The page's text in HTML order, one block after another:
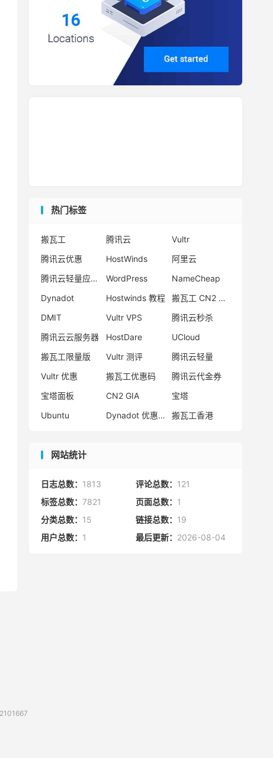
热门标签
搬瓦工 腾讯云
Vultr
腾讯云优惠
HostWinds
阿里云
NameCheap
Dynadot
Hostwinds 教程
腾讯云云服务器
搬瓦工限量版
Vultr 测评
腾讯云轻量
Vultr 优惠
搬瓦工优惠码
腾讯云代金券
宝塔面板
CN2 GIA
宝塔
Ubuntu
Dynadot 优惠码 搬瓦工香港